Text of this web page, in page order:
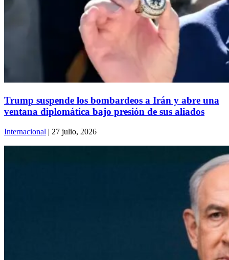
Trump suspende los bombardeos a Irán y abre una
ventana diplomática bajo presión de sus aliados
Internacional | 27 julio, 2026